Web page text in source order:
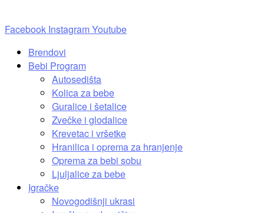
Facebook InstagramYoutube
Brendovi
Bebi Program
Autosedišta
Kolica za bebe
Guralice i šetalice
Zvečke i glodalice
Krevetac i vršetke
Hranilica i oprema za hranjenje
Oprema za bebi sobu
Ljuljalice za bebe
Igračke
Novogodišnji ukrasi